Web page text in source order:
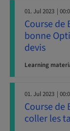
01. Jul 2023 |
Course de
bonne
devis
Learning
01. Jul 2023 |
Course de
coller les